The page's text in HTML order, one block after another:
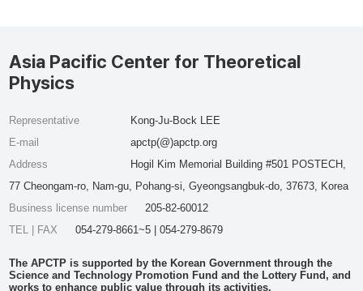
Asia Pacific Center for Theoretical
Physics
Representative
Kong-Ju-Bock LEE
E-mail
apctp(@)apctp.org
Address
Hogil Kim Memorial Building #501 POSTECH,
77 Cheongam-ro, Nam-gu, Pohang-si, Gyeongsangbuk-do, 37673, Korea
Business license number
205-82-60012
TEL | FAX
054-279-8661~5 | 054-279-8679
The APCTP is supported by the Korean Government through the
Science and Technology Promotion Fund and the Lottery Fund, and
works to enhance public value through its activities.